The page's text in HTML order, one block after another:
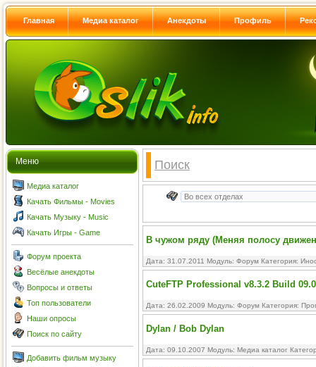
Главная Медиа каталог Анекдоты Профиль
Меню
Медиа каталог
Качать Фильмы - Movies
Качать Музыку - Music
Качать Игры - Game
Форум проекта
Весёлые анекдоты
Вопросы и ответы
Топ пользователи
Наши опросы
Поиск по сайту
Добавить фильм музыку
Поиск
В чужом ряду (Меняя полосу
Дата: 31.07.2011 Модуль: Форум Категория:
CuteFTP Professional v8.3.2 Build
Дата: 26.02.2009 Модуль: Форум Категория:
Dylan / Bob Dylan
Дата: 09.10.2007 Модуль: Медиа каталог